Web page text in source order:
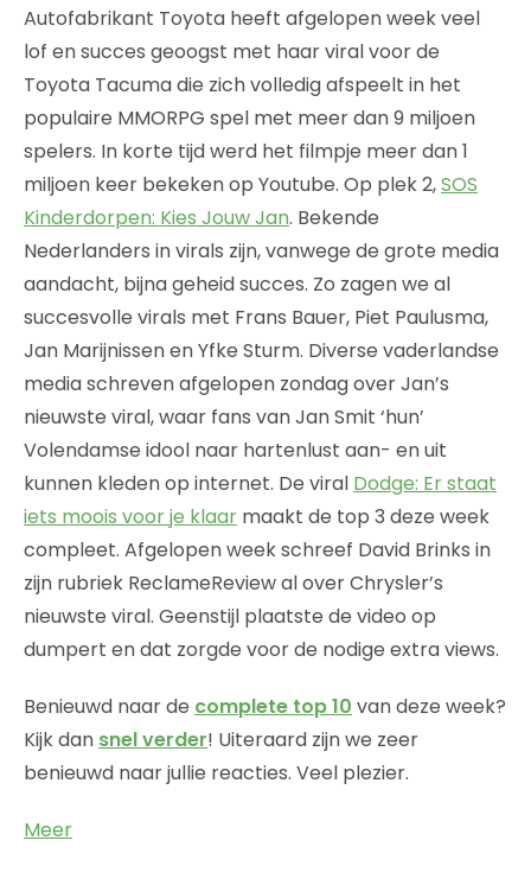
Autofabrikant Toyota heeft afgelopen week veel
lof en succes geoogst met haar viral voor de
Toyota Tacuma die zich volledig afspeelt in het
populaire MMORPG spel met meer dan 9 miljoen
spelers. In korte tijd werd het filmpje meer dan 1
miljoen keer bekeken op Youtube. Op plek 2,SOS
Kinderdorpen: Kies Jouw Jan. Bekende
Nederlanders in virals zijn, vanwege de grote media
aandacht, bijna geheid succes. Zo zagen we al
succesvolle virals met Frans Bauer, Piet Paulusma,
Jan Marijnissen en Yfke Sturm. Diverse vaderlandse
media schreven afgelopen zondag over Jan’s
nieuwste viral, waar fans van Jan Smit ‘hun’
Volendamse idool naar hartenlust aan- en uit
kunnen kleden op internet. De viral Dodge: Er staat
iets moois voor je klaar maakt de top 3 deze week
compleet. Afgelopen week schreef David Brinks in
zijn rubriek ReclameReview al over Chrysler’s
nieuwste viral. Geenstijl plaatste de video op
dumpert en dat zorgde voor de nodige extra views.
Benieuwd naar de complete top 10 van deze week?
Kijk dan snel verder! Uiteraard zijn we zeer
benieuwd naar jullie reacties. Veel plezier.
Meer